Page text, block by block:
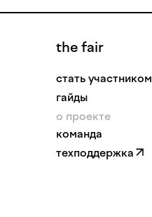
the fair
стать участником
гайды
о проекте
команда
техподдержка